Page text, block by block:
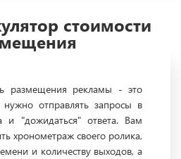
стоимости
размещения рекламы - это
отправлять запросы в
и "дожидаться" ответа. Вам
хронометраж своего ролика,
и количеству выходов, а